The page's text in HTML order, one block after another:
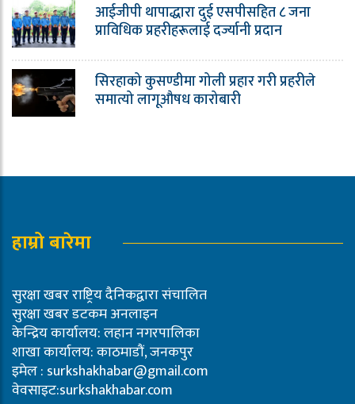
आईजीपी थापाद्धारा दुई एसपीसहित ८ जना
प्राविधिक प्रहरीहरूलाई दर्ज्यानी प्रदान
सिरहाको कुसण्डीमा गोली प्रहार गरी प्रहरीले
समात्यो लागूऔषध कारोबारी
हाम्रो बारेमा
सुरक्षा खबर राष्ट्रिय दैनिकद्वारा संचालित
सुरक्षा खबर डटकम अनलाइन
केन्द्रिय कार्यालय: लहान नगरपालिका
शाखा कार्यालय: काठमाडौं, जनकपुर
इमेल : surkshakhabar@gmail.com
वेवसाइट:surkshakhabar.com